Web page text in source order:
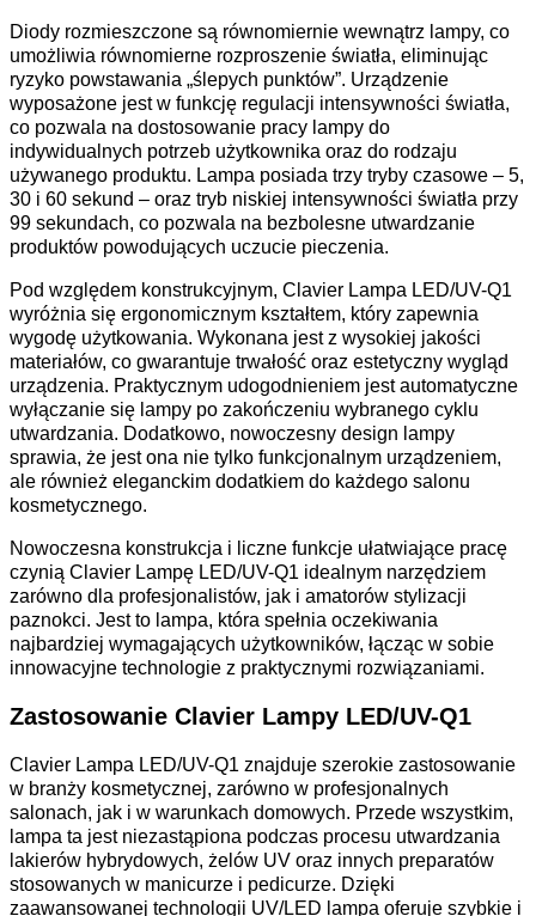
Diody rozmieszczone są równomiernie wewnątrz lampy, co
umożliwia równomierne rozproszenie światła, eliminując
ryzyko powstawania „ślepych punktów”. Urządzenie
wyposażone jest w funkcję regulacji intensywności światła,
co pozwala na dostosowanie pracy lampy do
indywidualnych potrzeb użytkownika oraz do rodzaju
używanego produktu. Lampa posiada trzy tryby czasowe – 5,
30 i 60 sekund – oraz tryb niskiej intensywności światła przy
99 sekundach, co pozwala na bezbolesne utwardzanie
produktów powodujących uczucie pieczenia.
Pod względem konstrukcyjnym, Clavier Lampa LED/UV-Q1
wyróżnia się ergonomicznym kształtem, który zapewnia
wygodę użytkowania. Wykonana jest z wysokiej jakości
materiałów, co gwarantuje trwałość oraz estetyczny wygląd
urządzenia. Praktycznym udogodnieniem jest automatyczne
wyłączanie się lampy po zakończeniu wybranego cyklu
utwardzania. Dodatkowo, nowoczesny design lampy
sprawia, że jest ona nie tylko funkcjonalnym urządzeniem,
ale również eleganckim dodatkiem do każdego salonu
kosmetycznego.
Nowoczesna konstrukcja i liczne funkcje ułatwiające pracę
czynią Clavier Lampę LED/UV-Q1 idealnym narzędziem
zarówno dla profesjonalistów, jak i amatorów stylizacji
paznokci. Jest to lampa, która spełnia oczekiwania
najbardziej wymagających użytkowników, łącząc w sobie
innowacyjne technologie z praktycznymi rozwiązaniami.
Zastosowanie Clavier Lampy LED/UV-Q1
Clavier Lampa LED/UV-Q1 znajduje szerokie zastosowanie
w branży kosmetycznej, zarówno w profesjonalnych
salonach, jak i w warunkach domowych. Przede wszystkim,
lampa ta jest niezastąpiona podczas procesu utwardzania
lakierów hybrydowych, żelów UV oraz innych preparatów
stosowanych w manicurze i pedicurze. Dzięki
zaawansowanej technologii UV/LED lampa oferuje szybkie i